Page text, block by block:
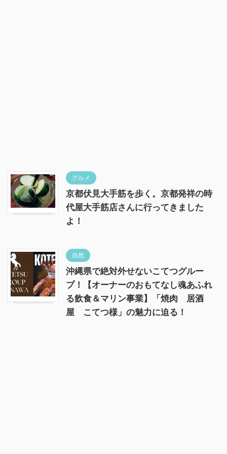
グルメ
京都伏見大手筋を歩く。京都発祥の時
代屋大手筋店さんに行ってきました
よ！
自然
沖縄県で絶対外せないこてつグルー
プ！【オーナーのおもてなし魂あふれ
る飲食＆マリン事業】「焼肉 居酒
屋 こてつ様」の魅力に迫る！